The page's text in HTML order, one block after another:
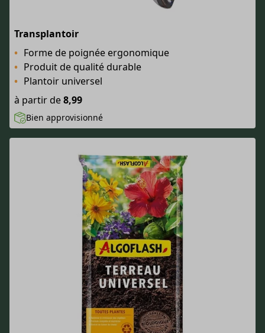
Transplantoir
Forme de poignée ergonomique
Produit de qualité durable
Plantoir universel
à partir de8,99
Bien approvisionné